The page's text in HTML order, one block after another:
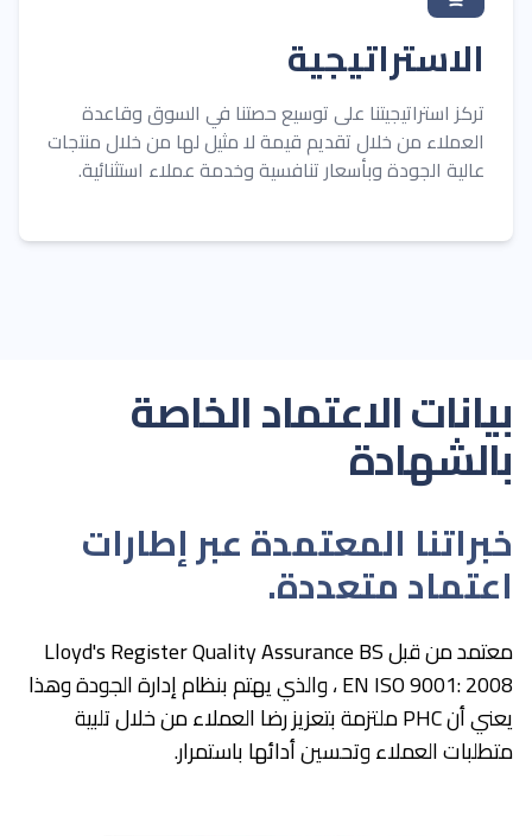
الاستراتيجية
تركز استراتيجيتنا على توسيع حصتنا في السوق وقاعدة
العملاء من خلال تقديم قيمة لا مثيل لها من خلال منتجات
عالية الجودة وبأسعار تنافسية وخدمة عملاء استثنائية.
بيانات الاعتماد الخاصة
بالشهادة
خبراتنا المعتمدة عبر إطارات
اعتماد متعددة.
معتمد من قبل Lloyd's Register Quality Assurance BS
EN ISO 9001: 2008 ، والذي يهتم بنظام إدارة الجودة وهذا
يعني أن PHC ملتزمة بتعزيز رضا العملاء من خلال تلبية
متطلبات العملاء وتحسين أدائها باستمرار.